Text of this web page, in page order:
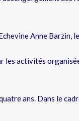
Anne Barzin,
activités
ans. Dans le